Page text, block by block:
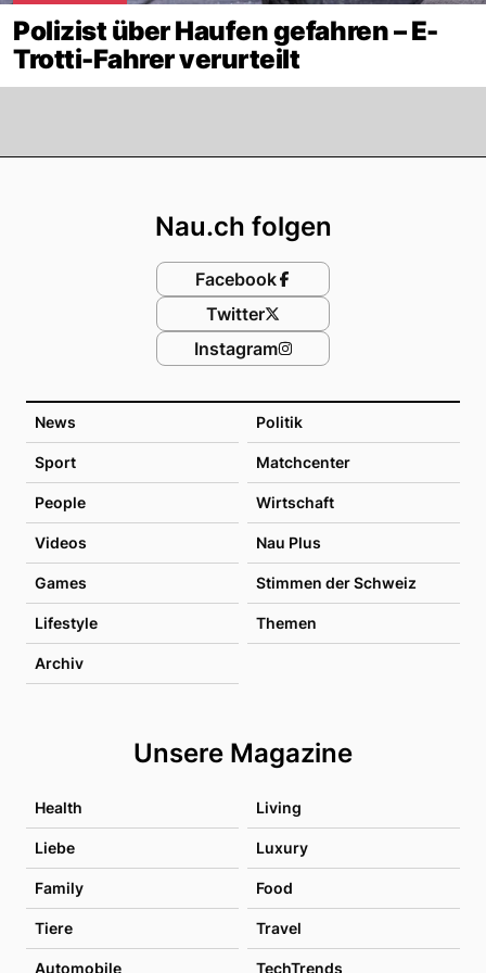
Polizist über Haufen gefahren – E-
Trotti-Fahrer verurteilt
News Politik
Sport Matchcenter
People Wirtschaft
Videos Nau Plus
Games Stimmen der Schweiz
Lifestyle Themen
Archiv
Unsere Magazine
Health Living
Liebe Luxury
Family Food
Tiere Travel
Automobile TechTrends
Nau.ch folgen
Facebook
Twitter
Instagram